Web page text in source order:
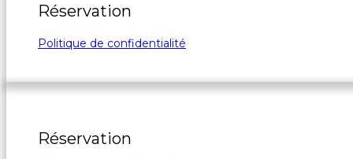
Réservation
Politique de confidentialité
Réservation